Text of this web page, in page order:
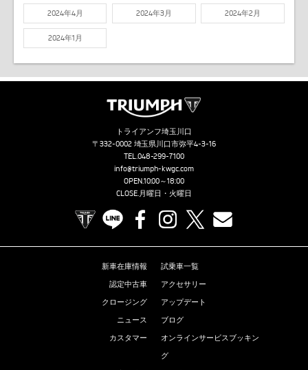
2024年4月 2024年3月 2024年2月
2024年1月
トライアンフ埼玉川口
〒332-0002 埼玉県川口市弥平4-3-16
TEL.048-299-7100
info@triumph-kwgc.com
OPEN.10:00～18:00
CLOSE.月曜日・火曜日
TRIUMPH OFFICIAL SITE
LINE FacebookInstagram
新車在庫情報
試乗車一覧
認定中古車
アクセサリー
クロージング
アップデート
ニュース
ブログ
カスタマー
オンラインサービスブッキン
グ